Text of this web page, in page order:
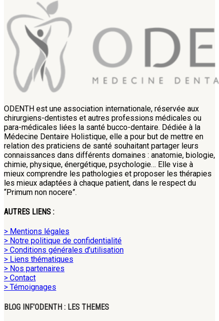
ODENTH est une association internationale, réservée aux
chirurgiens-dentistes et autres professions médicales ou
para-médicales liées la santé bucco-dentaire. Dédiée à la
Médecine Dentaire Holistique, elle a pour but de mettre en
relation des praticiens de santé souhaitant partager leurs
connaissances dans différents domaines : anatomie, biologie,
chimie, physique, énergétique, psychologie… Elle vise à
mieux comprendre les pathologies et proposer les thérapies
les mieux adaptées à chaque patient, dans le respect du
“Primum non nocere”.
AUTRES LIENS :
> Mentions légales
> Notre politique de confidentialité
> Conditions générales d’utilisation
> Liens thématiques
> Nos partenaires
> Contact
> Témoignages
BLOG INF’ODENTH : LES THEMES